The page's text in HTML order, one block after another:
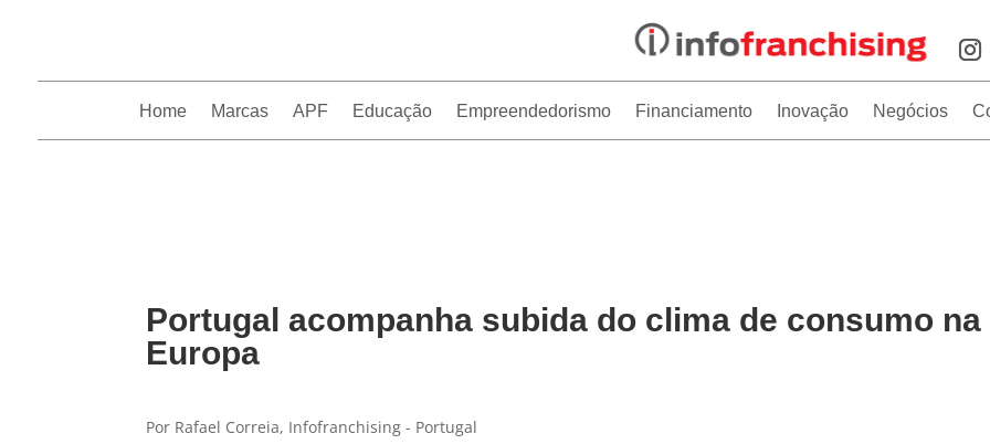
Home Marcas APF Educação Empreendedorismo Financiamento Inovação Negócios
Portugal acompanha subida do clima de consumo na
Europa
Por Rafael Correia, Infofranchising - Portugal